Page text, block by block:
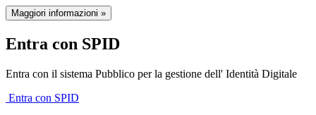
Maggiori informazioni »
Entra con SPID
Entra con il sistema Pubblico per la gestione dell' Identità Digitale
Entra con SPID